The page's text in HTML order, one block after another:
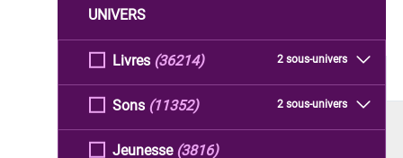
UNIVERS
Livres 2 sous-univers
(36214)
Sons 2 sous-univers
(11352)
Jeunesse (3816)